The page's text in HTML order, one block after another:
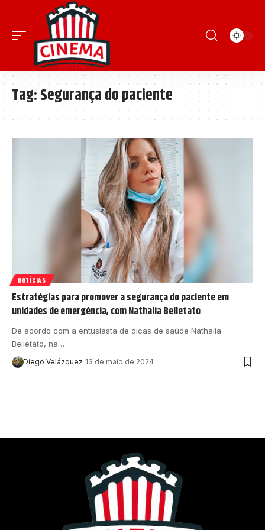
Tag:Segurança do paciente
NOTÍCIAS
Estratégias para promover a segurança do paciente em
unidades de emergência, com Nathalia Belletato
De acordo com a entusiasta de dicas de saúde Nathalia
Belletato, na…
Diego Velázquez 13 de maio de 2024